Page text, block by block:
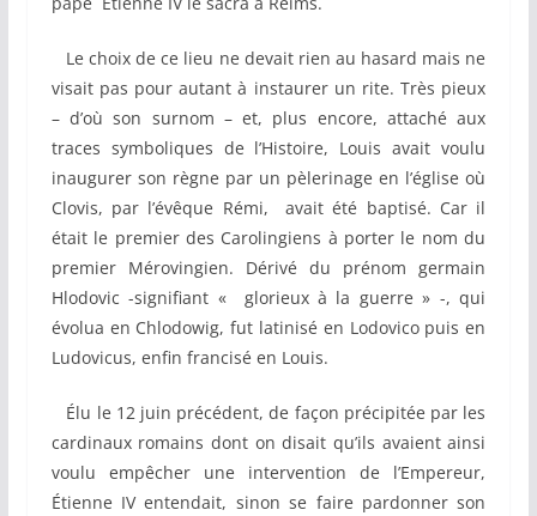
Le choix de ce lieu ne devait rien au hasard mais ne
visait pas pour autant à instaurer un rite. Très pieux
– d’où son surnom – et, plus encore, attaché aux
traces symboliques de l’Histoire, Louis avait voulu
inaugurer son règne par un pèlerinage en l’église où
Clovis, par l’évêque Rémi, avait été baptisé. Car il
était le premier des Carolingiens à porter le nom du
premier Mérovingien. Dérivé du prénom germain
Hlodovic -signifiant « glorieux à la guerre » -, qui
évolua en Chlodowig, fut latinisé en Lodovico puis en
Ludovicus, enfin francisé en Louis.
Élu le 12 juin précédent, de façon précipitée par les
cardinaux romains dont on disait qu’ils avaient ainsi
voulu empêcher une intervention de l’Empereur,
Étienne IV entendait, sinon se faire pardonner son